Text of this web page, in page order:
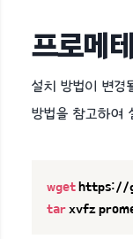
프로메
설치 방법이 변경
방법을 참고하여
wget
tar xvfz